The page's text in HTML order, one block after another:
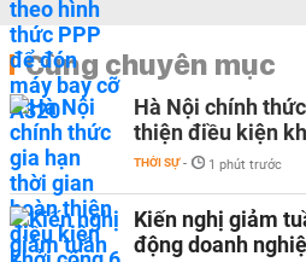
Cùng chuyên mục
Hà Nội chính
thiện điều kiện
THỜI SỰ - 1 phút trước
Kiến nghị giảm
động doanh